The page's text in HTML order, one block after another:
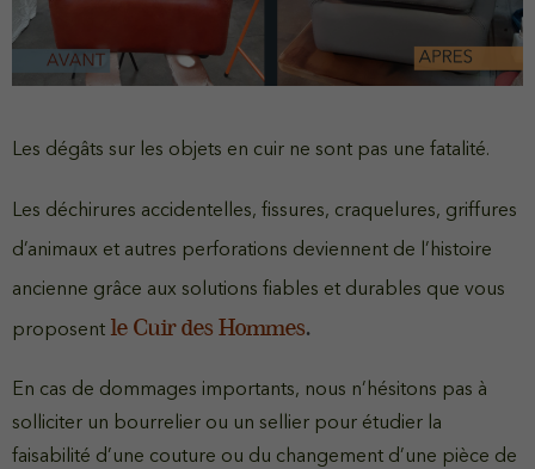
Les dégâts sur les objets en cuir ne sont pas une fatalité.
Les déchirures accidentelles, fissures, craquelures, griffures
d’animaux et autres perforations deviennent de l’histoire
ancienne grâce aux solutions fiables et durables que vous
proposent le Cuir des Hommes.
En cas de dommages importants, nous n’hésitons pas à
solliciter un bourrelier ou un sellier pour étudier la
faisabilité d’une couture ou du changement d’une pièce de